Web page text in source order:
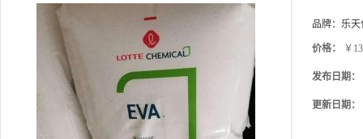
品牌： 乐天
价格： ￥
发布日期：
更新日期：